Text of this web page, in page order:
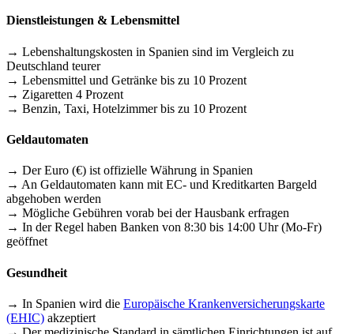
Dienstleistungen & Lebensmittel
→ Lebenshaltungskosten in Spanien sind im Vergleich zu
Deutschland teurer
→ Lebensmittel und Getränke bis zu 10 Prozent
→ Zigaretten 4 Prozent
→ Benzin, Taxi, Hotelzimmer bis zu 10 Prozent
Geldautomaten
→ Der Euro (€) ist offizielle Währung in Spanien
→ An Geldautomaten kann mit EC- und Kreditkarten Bargeld
abgehoben werden
→ Mögliche Gebühren vorab bei der Hausbank erfragen
→ In der Regel haben Banken von 8:30 bis 14:00 Uhr (Mo-Fr)
geöffnet
Gesundheit
→ In Spanien wird die Europäische Krankenversicherungskarte
(EHIC) akzeptiert